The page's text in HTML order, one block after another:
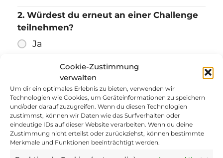
Cookie-Zustimmung
verwalten
Um dir ein optimales Erlebnis zu bieten, verwenden wir
Technologien wie Cookies, um Geräteinformationen zu speichern
und/oder darauf zuzugreifen. Wenn du diesen Technologien
zustimmst, können wir Daten wie das Surfverhalten oder
eindeutige IDs auf dieser Website verarbeiten. Wenn du deine
Zustimmung nicht erteilst oder zurückziehst, können bestimmte
Merkmale und Funktionen beeinträchtigt werden.
2. Würdest du erneut an einer Challenge
teilnehmen?
Ja
3. Hat die Challenge dazu beigetragen,
dass du dich mehr bewegst?
1 Stern = stimme gar nicht zu